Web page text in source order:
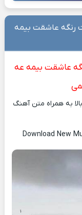
رنگه عاشقت بیمه
عاشقت بیمه عه
به همراه متن آهنگ
Download New